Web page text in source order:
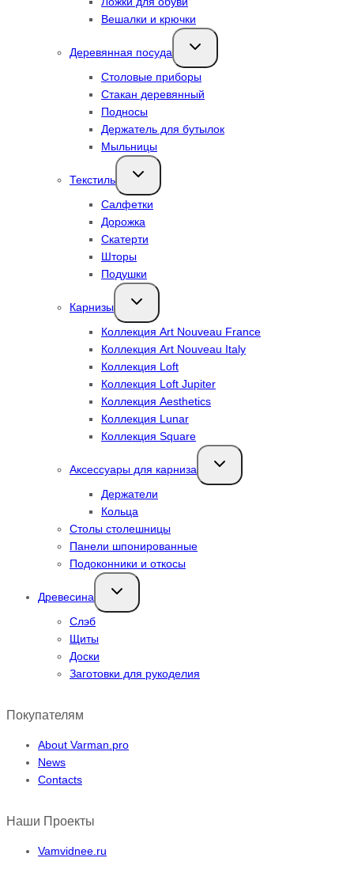
Вешалки и крючки
Деревянная посуда
Переключить
дочернее
Столовые приборы
Стакан деревянный
Подносы
Держатель для бутылок
Мыльницы
Текстиль
Переключить
дочернее
Салфетки
Дорожка
Скатерти
Шторы
Подушки
Карнизы
Переключить
дочернее
Коллекция Art Nouveau France
Коллекция Art Nouveau Italy
Коллекция Loft
Коллекция Loft Jupiter
Коллекция Aesthetics
Коллекция Lunar
Коллекция Square
Аксессуары для карниза
Переключить
дочернее
Держатели
Кольца
Столы столешницы
Панели шпонированные
Подоконники и откосы
Древесина
Переключить
дочернее
Слэб
Щиты
Доски
Заготовки для рукоделия
Покупателям
About Varman.pro
News
Contacts
Наши Проекты
Vamvidnee.ru